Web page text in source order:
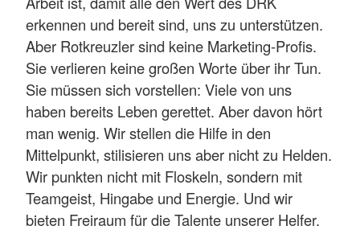
erkennen und bereit sind, uns zu unterstützen.
Aber Rotkreuzler sind keine Marketing-Profis.
Sie verlieren keine großen Worte über ihr Tun.
Sie müssen sich vorstellen: Viele von uns
haben bereits Leben gerettet. Aber davon hört
man wenig. Wir stellen die Hilfe in den
Mittelpunkt, stilisieren uns aber nicht zu Helden.
Wir punkten nicht mit Floskeln, sondern mit
Teamgeist, Hingabe und Energie. Und wir
bieten Freiraum für die Talente unserer Helfer.